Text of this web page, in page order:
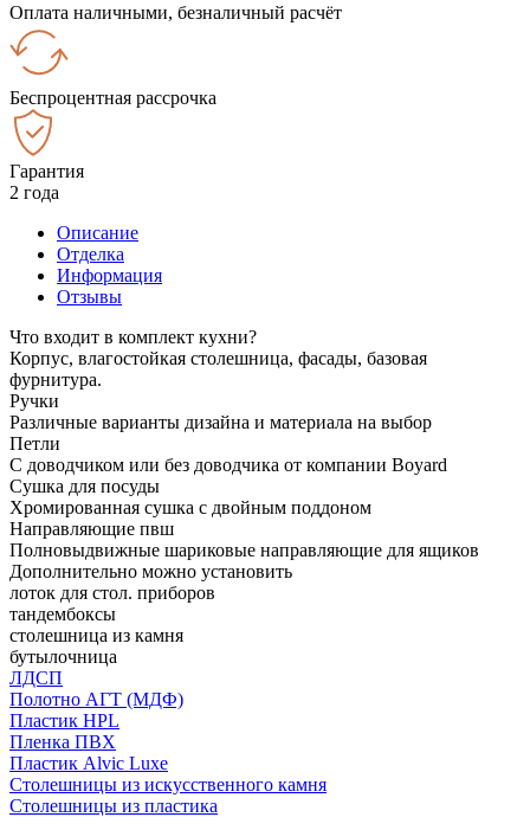
Оплата наличными, безналичный расчёт
Беспроцентная рассрочка
Гарантия
2 года
Описание
Отделка
Информация
Отзывы
Что входит в комплект кухни?
Корпус, влагостойкая столешница, фасады, базовая
фурнитура.
Ручки
Различные варианты дизайна и материала на выбор
Петли
С доводчиком или без доводчика от компании Boyard
Сушка для посуды
Хромированная сушка с двойным поддоном
Направляющие пвш
Полновыдвижные шариковые направляющие для ящиков
Дополнительно можно установить
лоток для стол. приборов
тандембоксы
столешница из камня
бутылочница
ЛДСП
Полотно АГТ (МДФ)
Пластик HPL
Пленка ПВХ
Пластик Alvic Luxe
Столешницы из искусственного камня
Столешницы из пластика